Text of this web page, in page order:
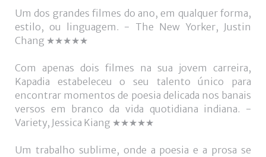
Um dos grandes filmes do ano, em qualquer forma,
estilo, ou linguagem. - The New Yorker, Justin
Chang ★★★★★
Com apenas dois filmes na sua jovem carreira,
Kapadia estabeleceu o seu talento único para
encontrar momentos de poesia delicada nos banais
versos em branco da vida quotidiana indiana. -
Variety, Jessica Kiang ★★★★★
Um trabalho sublime, onde a poesia e a prosa se